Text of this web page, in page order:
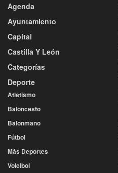
Agenda
Ayuntamiento
Capital
Castilla Y León
Categorías
Deporte
Atletismo
Baloncesto
Balonmano
Fútbol
Más Deportes
Voleibol